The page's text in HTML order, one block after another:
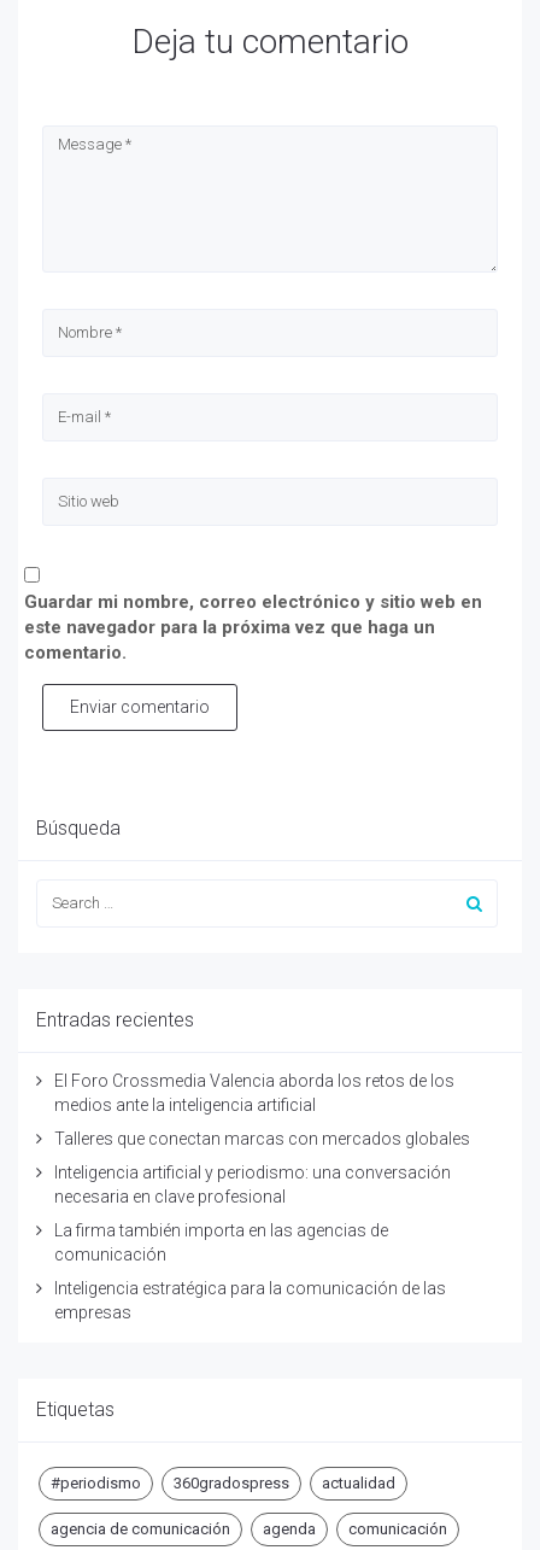
Deja tu comentario
Guardar mi nombre, correo electrónico y sitio web en
este navegador para la próxima vez que haga un
comentario.
Enviar comentario
Búsqueda
Entradas recientes
El Foro Crossmedia Valencia aborda los retos de los
medios ante la inteligencia artificial
Talleres que conectan marcas con mercados globales
Inteligencia artificial y periodismo: una conversación
necesaria en clave profesional
La firma también importa en las agencias de
comunicación
Inteligencia estratégica para la comunicación de las
empresas
Etiquetas
#periodismo 360gradospress actualidad
agencia de comunicación agenda comunicación